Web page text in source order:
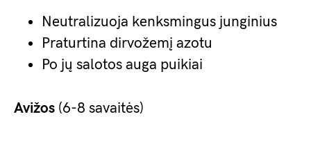
Neutralizuoja kenksmingus junginius
Praturtina dirvožemį azotu
Po jų salotos auga puikiai
Avižos (6-8 savaitės)